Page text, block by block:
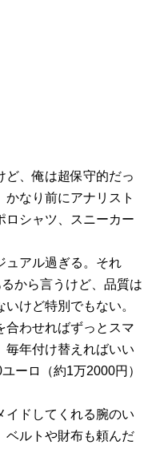
ど、俺は超保守的だっ
なり前にアナリスト
ロシャツ、スニーカー
ュアル過ぎる。それ
から言うけど、品質は
けど特別でもない。
合わせればずっとスマ
毎年付け替えればいい
ーロ（約1万2000円）
イドしてくれる腕のい
ベルトや財布も頼んだ